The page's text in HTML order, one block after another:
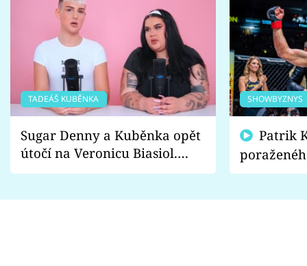
TADEÁŠ KUBĚNKA
Sugar Denny a Kuběnka opět
útočí na Veronicu Biasiol.
Proč je podle nich falešná a
SHOWBYZNYS
fanoušci